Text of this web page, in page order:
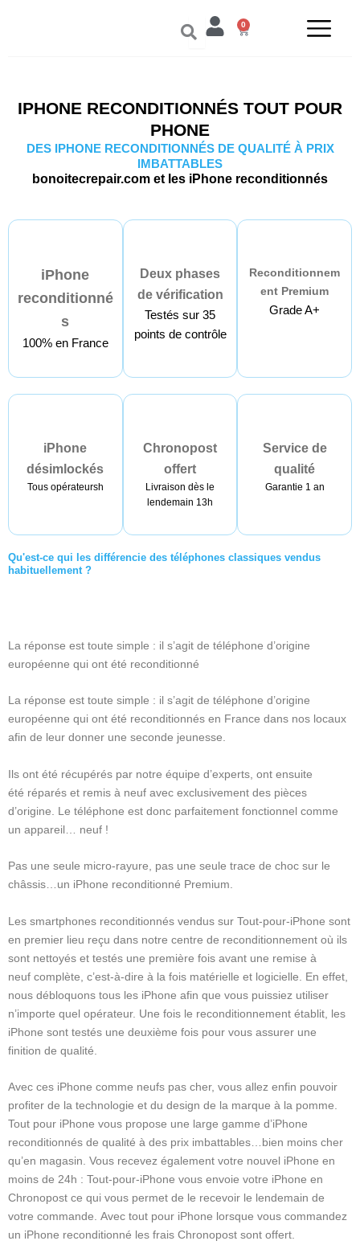
0
Panier
IPHONE RECONDITIONNÉS TOUT POUR
PHONE
DES IPHONE RECONDITIONNÉS DE QUALITÉ À PRIX
IMBATTABLES
bonoitecrepair.com et les iPhone reconditionnés
iPhone
reconditionné
s
100% en France
Deux phases
de vérification
Testés sur 35
points de contrôle
Reconditionnem
ent Premium
Grade A+
iPhone
désimlockés
Tous opérateursh
Chronopost
offert
Livraison dès le
lendemain 13h
Service de
qualité
Garantie 1 an
Qu'est-ce qui les différencie des téléphones classiques vendus
habituellement ?
La réponse est toute simple : il s’agit de téléphone d’origine
européenne qui ont été reconditionné
La réponse est toute simple : il s’agit de téléphone d’origine
européenne qui ont été reconditionnés en France dans nos locaux
afin de leur donner une seconde jeunesse.
Ils ont été récupérés par notre équipe d’experts, ont ensuite
été réparés et remis à neuf avec exclusivement des pièces
d’origine. Le téléphone est donc parfaitement fonctionnel comme
un appareil… neuf !
Pas une seule micro-rayure, pas une seule trace de choc sur le
châssis…un iPhone reconditionné Premium.
Les smartphones reconditionnés vendus sur Tout-pour-iPhone sont
en premier lieu reçu dans notre centre de reconditionnement où ils
sont nettoyés et testés une première fois avant une remise à
neuf complète, c’est-à-dire à la fois matérielle et logicielle. En effet,
nous débloquons tous les iPhone afin que vous puissiez utiliser
n’importe quel opérateur. Une fois le reconditionnement établit, les
iPhone sont testés une deuxième fois pour vous assurer une
finition de qualité.
Avec ces iPhone comme neufs pas cher, vous allez enfin pouvoir
profiter de la technologie et du design de la marque à la pomme.
Tout pour iPhone vous propose une large gamme d’iPhone
reconditionnés de qualité à des prix imbattables…bien moins cher
qu’en magasin. Vous recevez également votre nouvel iPhone en
moins de 24h : Tout-pour-iPhone vous envoie votre iPhone en
Chronopost ce qui vous permet de le recevoir le lendemain de
votre commande. Avec tout pour iPhone lorsque vous commandez
un iPhone reconditionné les frais Chronopost sont offert.